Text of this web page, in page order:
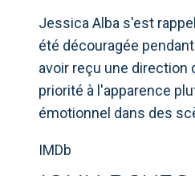
Jessica Alba s'est
été découragée
avoir reçu une direction
priorité à l'apparence
émotionnel dans des
IMDb